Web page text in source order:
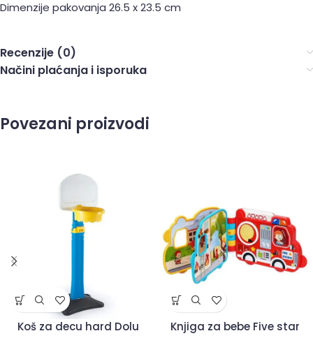
Dimenzije pakovanja 26.5 x 23.5 cm
Recenzije (0)
Načini plaćanja i isporuka
Povezani proizvodi
Koš za decu hard Dolu
Knjiga za bebe Five star